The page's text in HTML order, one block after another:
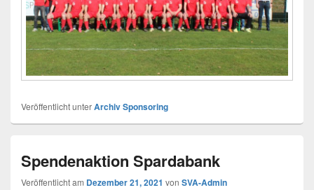
Veröffentlicht unterArchiv Sponsoring
Spendenaktion Spardabank
Veröffentlicht am Dezember 21, 2021 von SVA-Admin